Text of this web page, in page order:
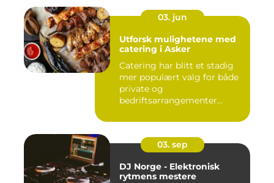
03. jun
Utforsk mulighetene med
catering i Asker
Catering har blitt et stadig
mer populært valg for både
private og
bedriftsarrangementer...
03. sep
DJ Norge - Elektronisk
rytmens mestere